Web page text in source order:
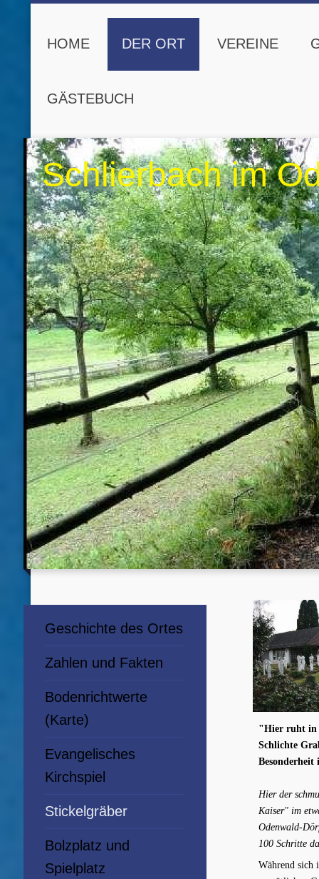
HOME DER ORT VEREINE
GÄSTEBUCH
Schlierbach im
"Hier ruht in
Schlichte
Hier der
Kaiser" im
Odenwald-
100 Schritte
Während sich
Geschichte des Ortes
Zahlen und Fakten
Bodenrichtwerte
(Karte)
Evangelisches
Kirchspiel
Stickelgräber
Bolzplatz und
Spielplatz